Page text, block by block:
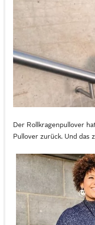
Der Rollkragenpullover
Pullover zurück. Und das